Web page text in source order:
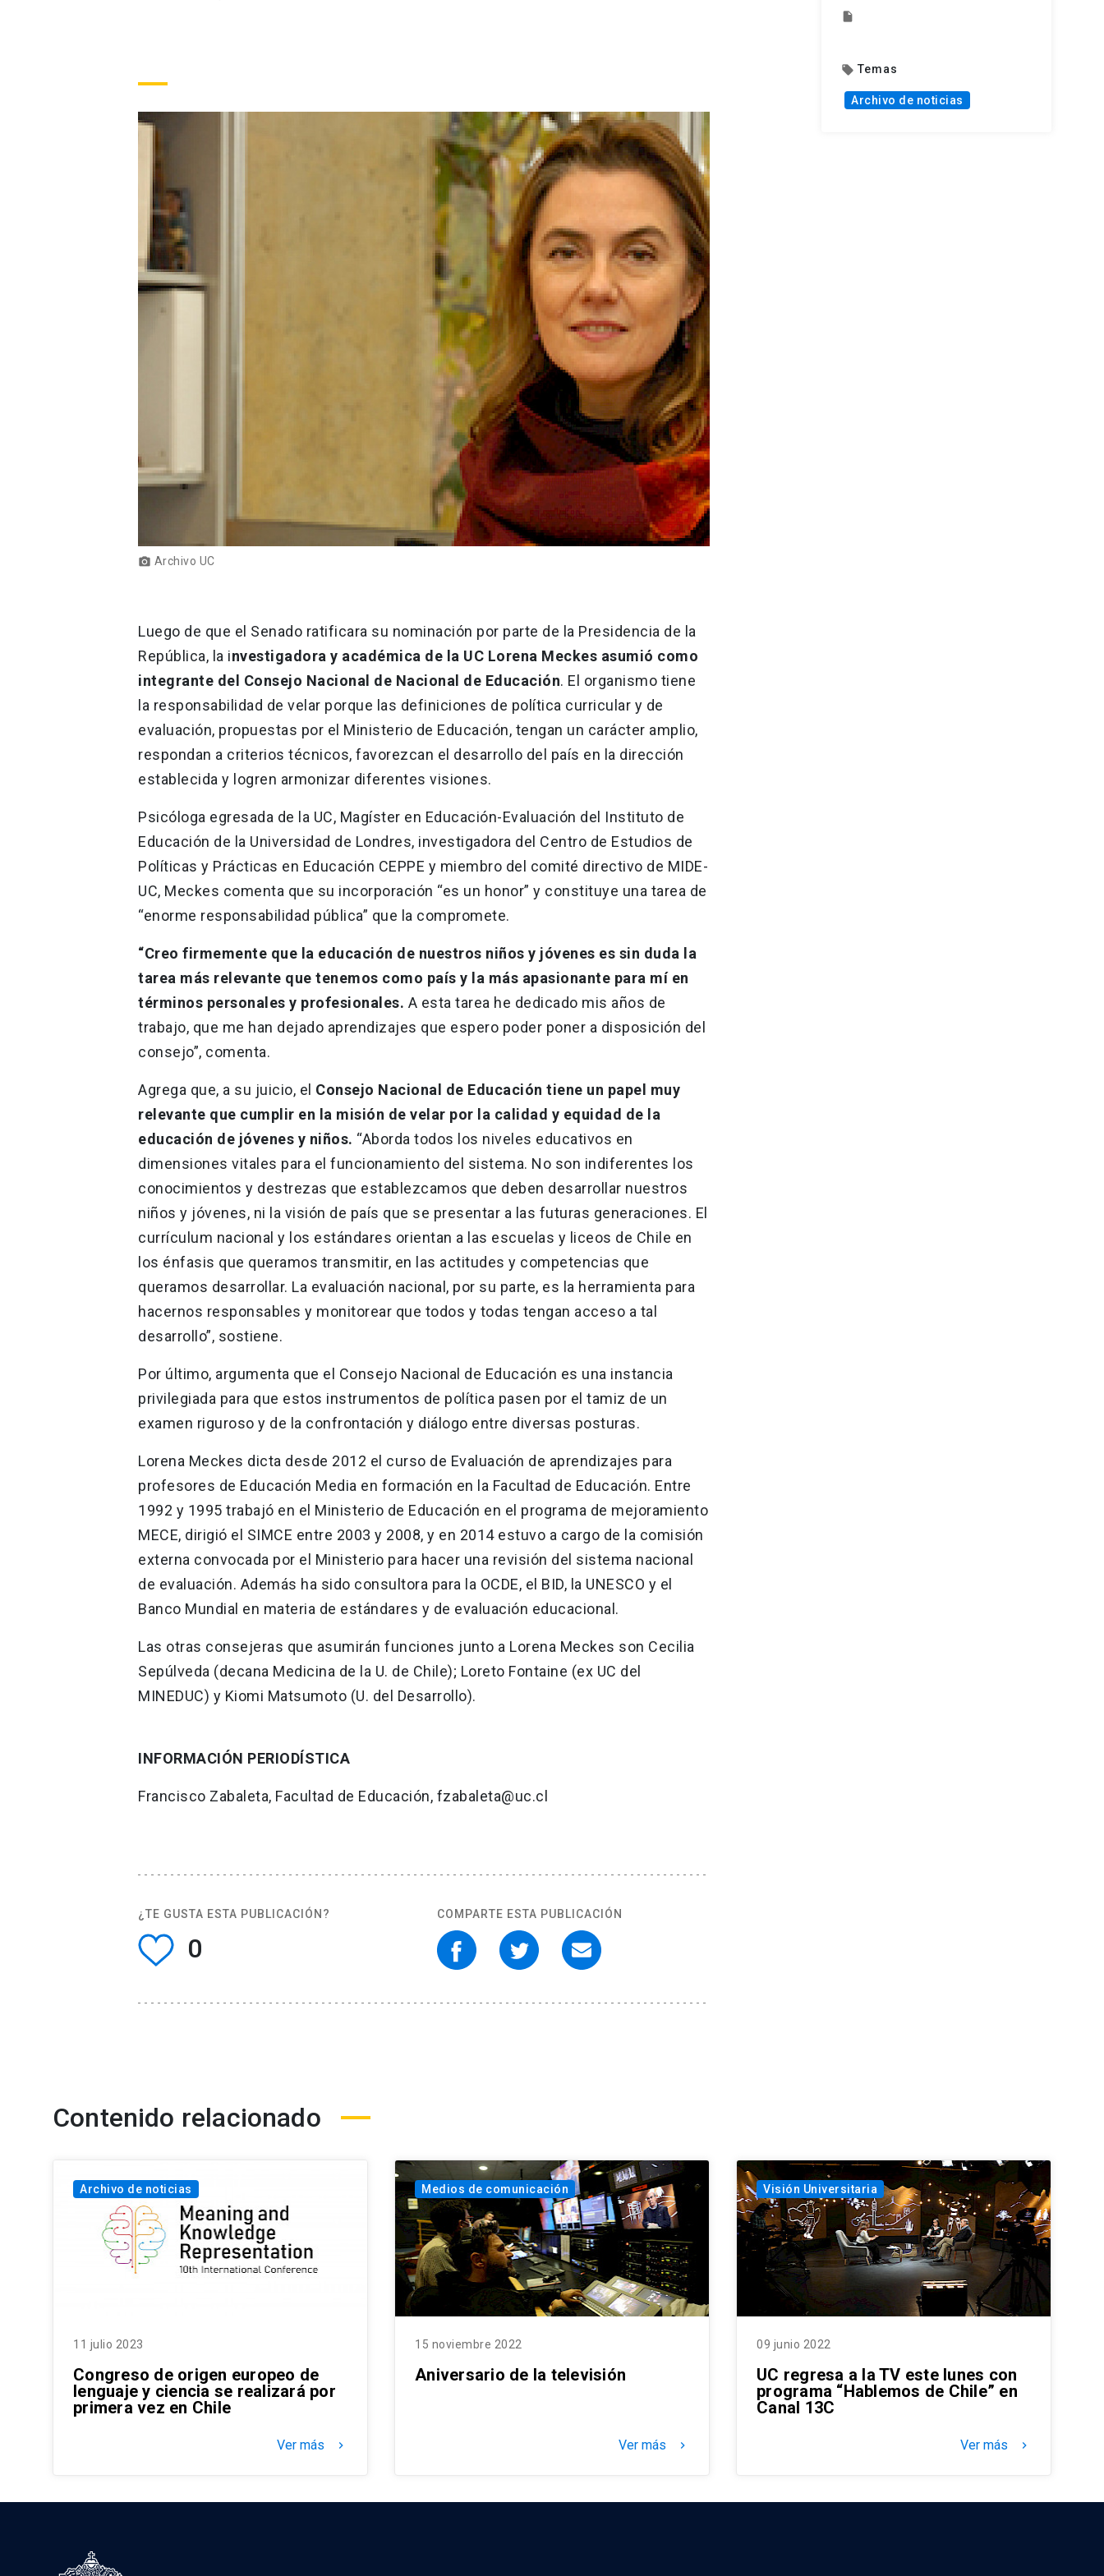
photo_camera Archivo UC
Luego de que el Senado ratificara su nominación por parte de la Presidencia de la
República, la investigadora y académica de la UC Lorena Meckes asumió como
integrante del Consejo Nacional de Nacional de Educación. El organismo tiene
la responsabilidad de velar porque las definiciones de política curricular y de
evaluación, propuestas por el Ministerio de Educación, tengan un carácter amplio,
respondan a criterios técnicos, favorezcan el desarrollo del país en la dirección
establecida y logren armonizar diferentes visiones.
Psicóloga egresada de la UC, Magíster en Educación-Evaluación del Instituto de
Educación de la Universidad de Londres, investigadora del Centro de Estudios de
Políticas y Prácticas en Educación CEPPE y miembro del comité directivo de MIDE-
UC, Meckes comenta que su incorporación “es un honor” y constituye una tarea de
“enorme responsabilidad pública” que la compromete.
“Creo firmemente que la educación de nuestros niños y jóvenes es sin duda la
tarea más relevante que tenemos como país y la más apasionante para mí en
términos personales y profesionales. A esta tarea he dedicado mis años de
trabajo, que me han dejado aprendizajes que espero poder poner a disposición del
consejo”, comenta.
Agrega que, a su juicio, el Consejo Nacional de Educación tiene un papel muy
relevante que cumplir en la misión de velar por la calidad y equidad de la
educación de jóvenes y niños. “Aborda todos los niveles educativos en
dimensiones vitales para el funcionamiento del sistema. No son indiferentes los
conocimientos y destrezas que establezcamos que deben desarrollar nuestros
niños y jóvenes, ni la visión de país que se presentar a las futuras generaciones. El
currículum nacional y los estándares orientan a las escuelas y liceos de Chile en
los énfasis que queramos transmitir, en las actitudes y competencias que
queramos desarrollar. La evaluación nacional, por su parte, es la herramienta para
hacernos responsables y monitorear que todos y todas tengan acceso a tal
desarrollo”, sostiene.
Por último, argumenta que el Consejo Nacional de Educación es una instancia
privilegiada para que estos instrumentos de política pasen por el tamiz de un
examen riguroso y de la confrontación y diálogo entre diversas posturas.
Lorena Meckes dicta desde 2012 el curso de Evaluación de aprendizajes para
profesores de Educación Media en formación en la Facultad de Educación. Entre
1992 y 1995 trabajó en el Ministerio de Educación en el programa de mejoramiento
MECE, dirigió el SIMCE entre 2003 y 2008, y en 2014 estuvo a cargo de la comisión
externa convocada por el Ministerio para hacer una revisión del sistema nacional
de evaluación. Además ha sido consultora para la OCDE, el BID, la UNESCO y el
Banco Mundial en materia de estándares y de evaluación educacional.
Las otras consejeras que asumirán funciones junto a Lorena Meckes son Cecilia
Sepúlveda (decana Medicina de la U. de Chile); Loreto Fontaine (ex UC del
MINEDUC) y Kiomi Matsumoto (U. del Desarrollo).
INFORMACIÓN PERIODÍSTICA
Francisco Zabaleta, Facultad de Educación, fzabaleta@uc.cl
¿TE GUSTA ESTA PUBLICACIÓN?
0
COMPARTE ESTA PUBLICACIÓN
insert_drive_file
local_offer Temas
Archivo de noticias
Contenido relacionado
Archivo de noticias
11 julio 2023
Congreso de origen europeo de
lenguaje y ciencia se realizará por
primera vez en Chile
Ver más keyboard_arrow_right
Medios de comunicación
15 noviembre 2022
Aniversario de la televisión
Ver más keyboard_arrow_right
Visión Universitaria
09 junio 2022
UC regresa a la TV este lunes con
programa “Hablemos de Chile” en
Canal 13C
Ver más keyboard_arrow_right